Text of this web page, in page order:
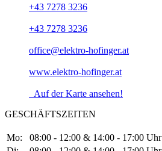
+43 7278 3236
+43 7278 3236
office@elektro-hofinger.at
www.elektro-hofinger.at
Auf der Karte ansehen!
GESCHÄFTSZEITEN
Mo:
08:00 - 12:00 & 14:00 - 17:00 Uhr